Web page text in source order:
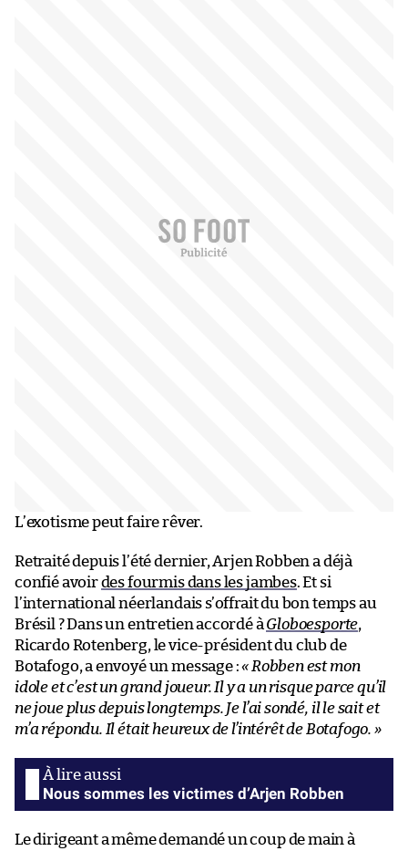
L’exotisme peut faire rêver.
Retraité depuis l’été dernier, Arjen Robben a déjà
confié avoirdes fourmis dans les jambes. Et si
l’international néerlandais s’offrait du bon temps au
Brésil ? Dans un entretien accordé à Globoesporte,
Ricardo Rotenberg, le vice-président du club de
Botafogo, a envoyé un message :« Robben est mon
idole et c’est un grand joueur. Il y a un risque parce qu’il
ne joue plus depuis longtemps. Je l’ai sondé, il le sait et
m’a répondu. Il était heureux de l’intérêt de Botafogo. »
Nous sommes les victimes d’Arjen Robben
Le dirigeant a même demandé un coup de main à